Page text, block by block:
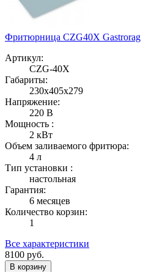
Фритюрница CZG40X Gastrorag
Артикул:
CZG-40X
Габариты:
230х405х279
Напряжение:
220 В
Мощность :
2 кВт
Объем заливаемого фритюра:
4 л
Тип установки :
настольная
Гарантия:
6 месяцев
Количество корзин:
1
Все характеристики
8100 руб.
В корзину